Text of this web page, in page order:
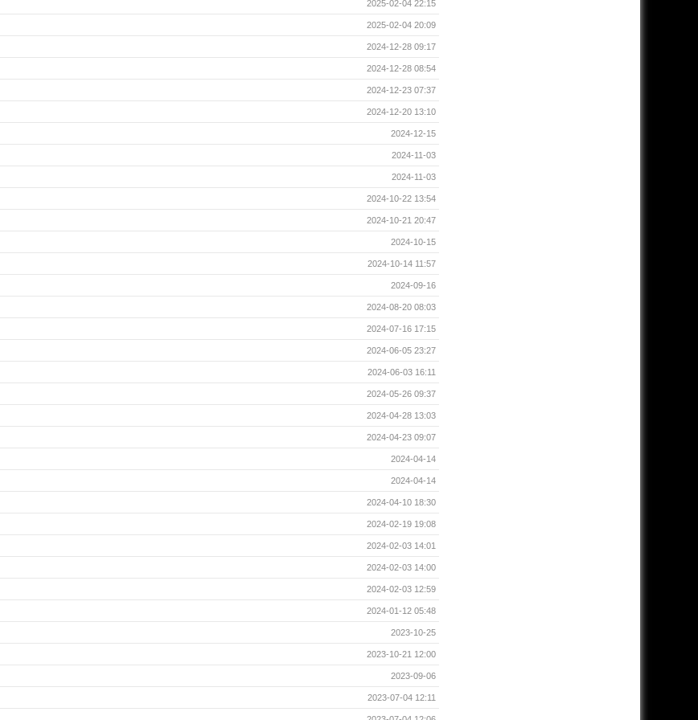
2025-02-04 22:15
2025-02-04 20:09
2024-12-28 09:17
2024-12-28 08:54
2024-12-23 07:37
2024-12-20 13:10
2024-12-15
2024-11-03
2024-11-03
2024-10-22 13:54
2024-10-21 20:47
2024-10-15
2024-10-14 11:57
2024-09-16
2024-08-20 08:03
2024-07-16 17:15
2024-06-05 23:27
2024-06-03 16:11
2024-05-26 09:37
2024-04-28 13:03
2024-04-23 09:07
2024-04-14
2024-04-14
2024-04-10 18:30
2024-02-19 19:08
2024-02-03 14:01
2024-02-03 14:00
2024-02-03 12:59
2024-01-12 05:48
2023-10-25
2023-10-21 12:00
2023-09-06
2023-07-04 12:11